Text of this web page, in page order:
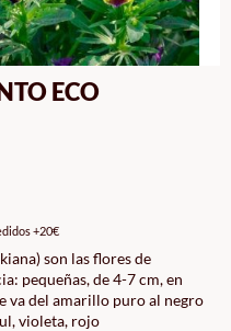
ECO
+20€
son las flores de
pequeñas, de 4-7 cm, en
va del amarillo puro al negro
violeta, rojo